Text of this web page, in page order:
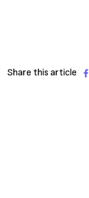
Share this article